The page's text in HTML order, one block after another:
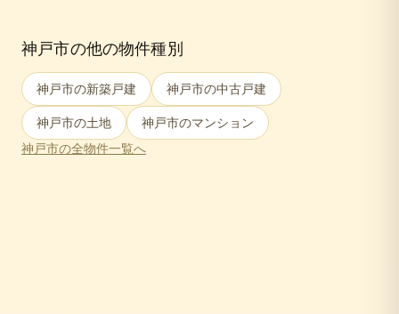
神戸市の他の物件種別
神戸市の新築戸建 神戸市の中古戸建
神戸市の土地 神戸市のマンション
神戸市の全物件一覧へ